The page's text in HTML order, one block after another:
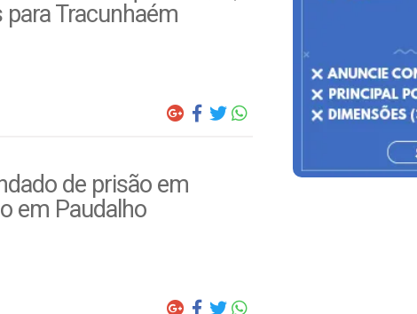
Tracunhaém
de prisão em
em Paudalho